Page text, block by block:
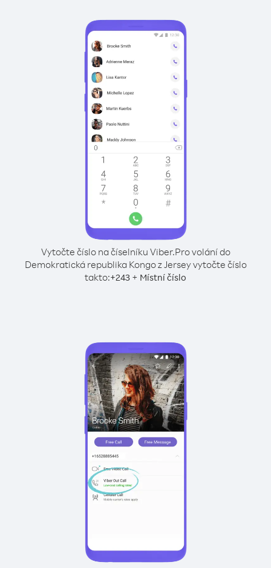
Vytočte číslo na číselníku Viber.Pro volání do
Demokratická republika Kongo z Jersey vytočte číslo
takto:+243 + Místní číslo